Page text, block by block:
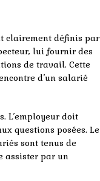
clairement définis par
lui fournir des
de travail. Cette
d’un salarié
L’employeur doit
questions posées. Le
sont tenus de
assister par un